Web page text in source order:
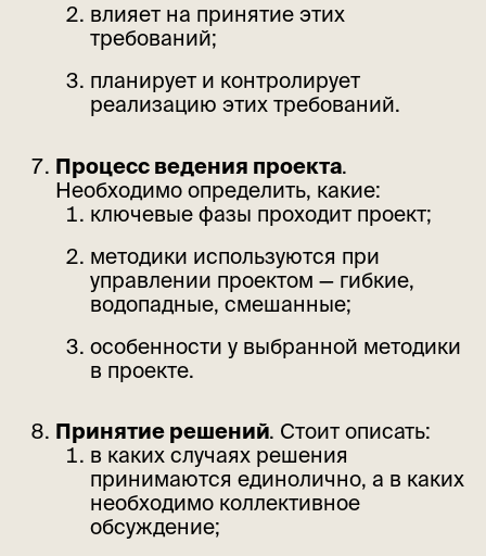
влияет на принятие этих
требований;
планирует и контролирует
реализацию этих требований.
Процесс ведения проекта.
Необходимо определить, какие:
ключевые фазы проходит проект;
методики используются при
управлении проектом — гибкие,
водопадные, смешанные;
особенности у выбранной методики
в проекте.
Принятие решений. Стоит описать:
в каких случаях решения
принимаются единолично, а в каких
необходимо коллективное
обсуждение;